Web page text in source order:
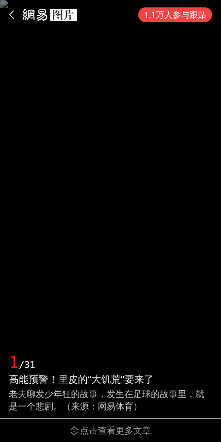
1.1万人参与跟贴
1/31
高能预警！里皮的“大饥荒”要来了
老夫聊发少年狂的故事，发生在足球的故事里，就
是一个悲剧。（来源：网易体育）
点击查看更多文章
App内打开